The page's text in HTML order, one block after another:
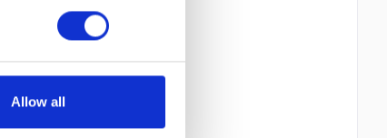
Allow all